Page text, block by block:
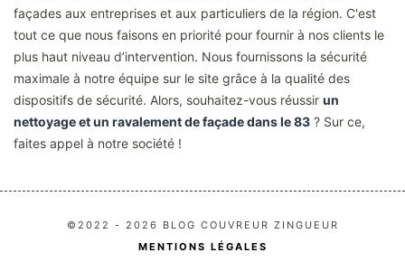
façades aux entreprises et aux particuliers de la région. C'est
tout ce que nous faisons en priorité pour fournir à nos clients le
plus haut niveau d’intervention. Nous fournissons la sécurité
maximale à notre équipe sur le site grâce à la qualité des
dispositifs de sécurité. Alors, souhaitez-vous réussir un
nettoyage et un ravalement de façade dans le 83 ? Sur ce,
faites appel à notre société !
©2022 - 2026 BLOG COUVREUR ZINGUEUR
MENTIONS LÉGALES